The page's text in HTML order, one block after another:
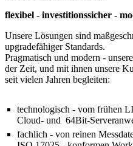
flexibel - investitionssicher -
Unsere Lösungen sind
upgradefähiger Standards.
Pragmatisch und modern -
der Zeit, und mit ihnen unsere
seit vielen Jahren begleiten:
technologisch - vom frühen
Cloud- und 64Bit-
fachlich - von reinen